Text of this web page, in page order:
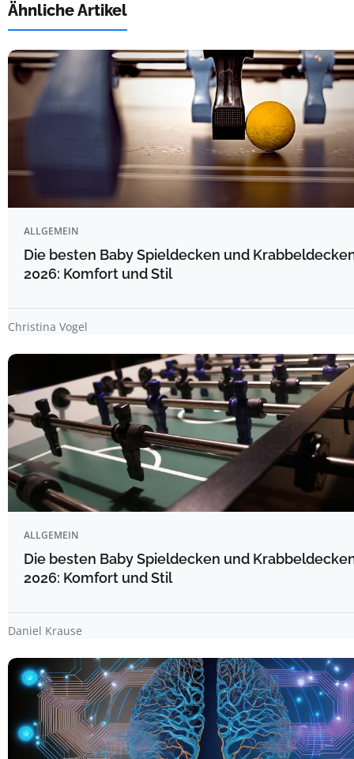
Ähnliche Artikel
ALLGEMEIN
Die besten Baby Spieldecken und
2026: Komfort und Stil
Christina Vogel
ALLGEMEIN
Die besten Baby Spieldecken und
2026: Komfort und Stil
Daniel Krause